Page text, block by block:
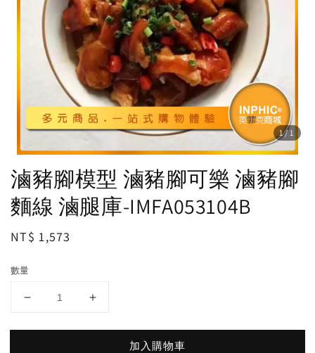
1/1
滷豬腳模型 滷豬腳可樂 滷豬腳
麵線 滷腿庫-IMFA053104B
Regular
NT$ 1,573
數量
加入購物車